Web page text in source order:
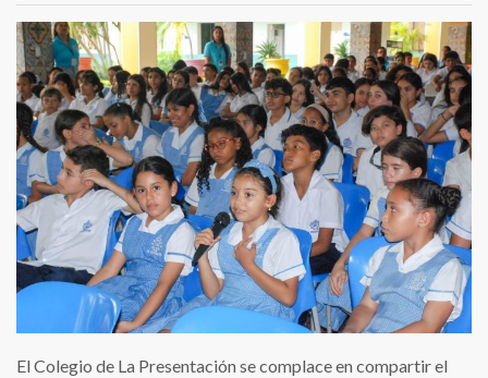
El Colegio de La Presentación se complace en compartir el